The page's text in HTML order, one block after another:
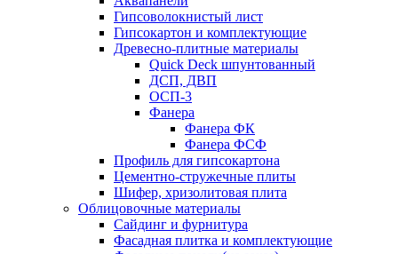
Гипсоволокнистый лист
Гипсокартон и комплектующие
Древесно-плитные материалы
Quick Deck шпунтованный
ДСП, ДВП
ОСП-3
Фанера
Фанера ФК
Фанера ФСФ
Профиль для гипсокартона
Цементно-стружечные плиты
Шифер, хризолитовая плита
Облицовочные материалы
Сайдинг и фурнитура
Фасадная плитка и комплектующие